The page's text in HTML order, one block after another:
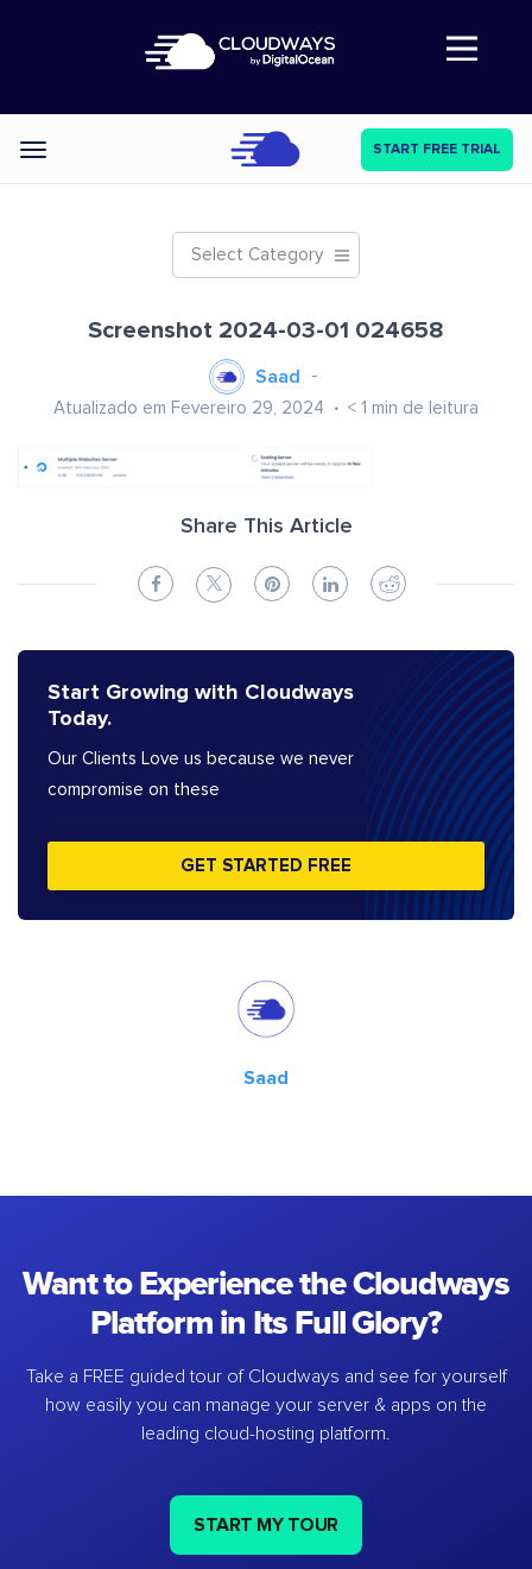
Abre a navegação
Categories START FREE TRIAL
Select Category
Screenshot 2024-03-01 024658
Saad
Atualizado em Fevereiro 29, 2024 < 1 min de leitura
Share This Article
Start Growing with Cloudways
Today.
Our Clients Love us because we never
compromise on these
GET STARTED FREE
Saad
Want to Experience the Cloudways
Platform in Its Full Glory?
Take a FREE guided tour of Cloudways and see for yourself
how easily you can manage your server & apps on the
leading cloud-hosting platform.
START MY TOUR